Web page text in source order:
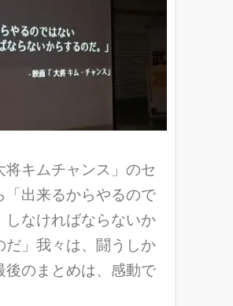
将キムチャンス」のセ
「出来るからやるので
しなければならないか
だ」我々は、闘うしか
後のまとめは、感動で